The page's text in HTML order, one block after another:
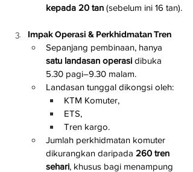
kepada 20 tan (sebelum ini 16 tan).
Impak Operasi & Perkhidmatan Tren
Sepanjang pembinaan, hanya
satu landasan operasi dibuka
5.30 pagi–9.30 malam.
Landasan tunggal dikongsi oleh:
KTM Komuter,
ETS,
Tren kargo.
Jumlah perkhidmatan komuter
dikurangkan daripada 260 tren
sehari, khusus bagi menampung